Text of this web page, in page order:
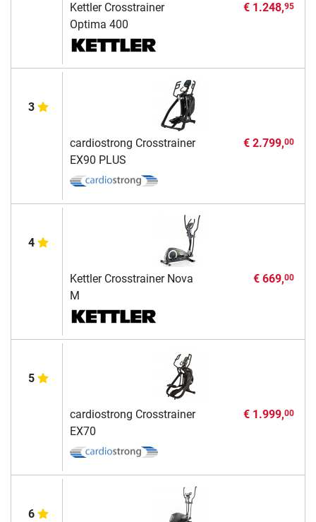
Kettler Crosstrainer
Optima 400
€ 1.248,95
3
cardiostrong Crosstrainer
EX90 PLUS
€ 2.799,00
4
Kettler Crosstrainer Nova
M
€ 669,00
5
cardiostrong Crosstrainer
EX70
€ 1.999,00
6